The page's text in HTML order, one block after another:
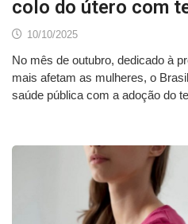
colo do útero com
10/10/2025
No mês de outubro, dedicado à
mais afetam as mulheres, o
saúde pública com a adoção do